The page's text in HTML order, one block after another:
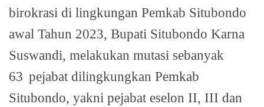
birokrasi di lingkungan Pemkab Situbondo
awal Tahun 2023, Bupati Situbondo Karna
Suswandi, melakukan mutasi sebanyak
63 pejabat dilingkungkan Pemkab
Situbondo, yakni pejabat eselon II, III dan